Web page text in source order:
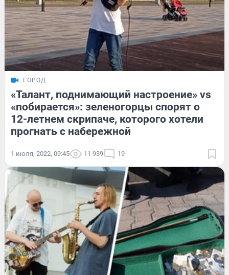
ГОРОД
«Талант, поднимающий настроение» vs
«побирается»: зеленогорцы спорят о
12-летнем скрипаче, которого хотели
прогнать с набережной
1 июля, 2022, 09:45 11 939 19